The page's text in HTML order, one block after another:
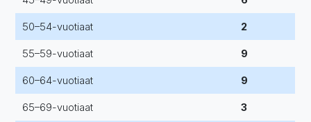
50–54-vuotiaat 2
55–59-vuotiaat 9
60–64-vuotiaat 9
65–69-vuotiaat 3